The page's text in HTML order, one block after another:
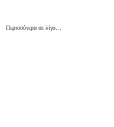
Περισσότερα σε λίγο…